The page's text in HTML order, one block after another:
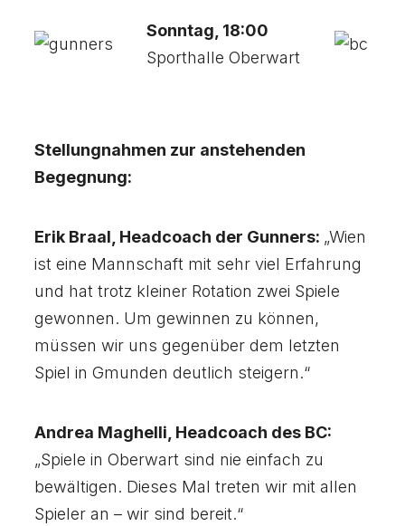
Sonntag, 18:00
Sporthalle Oberwart
Stellungnahmen zur anstehenden
Begegnung:
Erik Braal, Headcoach der Gunners: „Wien
ist eine Mannschaft mit sehr viel Erfahrung
und hat trotz kleiner Rotation zwei Spiele
gewonnen. Um gewinnen zu können,
müssen wir uns gegenüber dem letzten
Spiel in Gmunden deutlich steigern.“
Andrea Maghelli, Headcoach des BC:
„Spiele in Oberwart sind nie einfach zu
bewältigen. Dieses Mal treten wir mit allen
Spieler an – wir sind bereit.“